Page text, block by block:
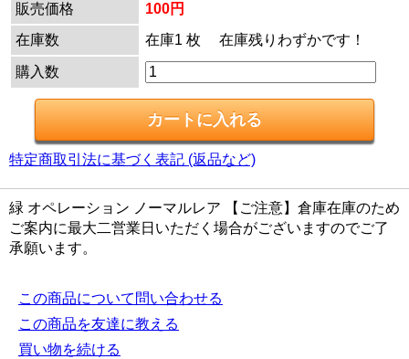
販売価格
100円
在庫数
在庫1 枚 在庫残りわずかです！
購入数
特定商取引法に基づく表記 (返品など)
緑 オペレーション ノーマルレア 【ご注意】倉庫在庫のため
ご案内に最大二営業日いただく場合がございますのでご了
承願います。
この商品について問い合わせる
この商品を友達に教える
買い物を続ける